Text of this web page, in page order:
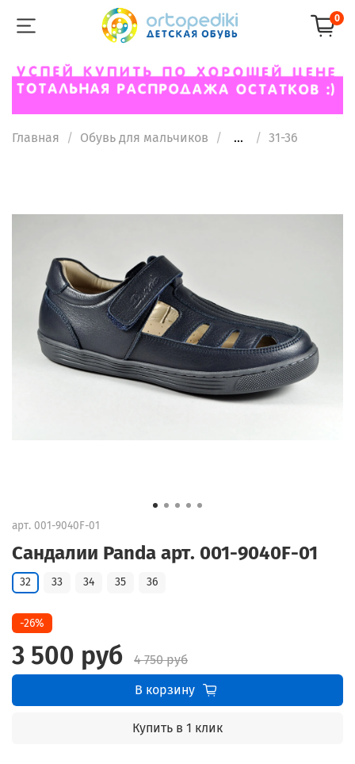
0
Главная Обувь для мальчиков ... 31-36
арт. 001-9040F-01
Сандалии Panda арт. 001-9040F-01
32 33 34 35 36
-26%
3 500 руб
4 750 руб
В корзину
Купить в 1 клик